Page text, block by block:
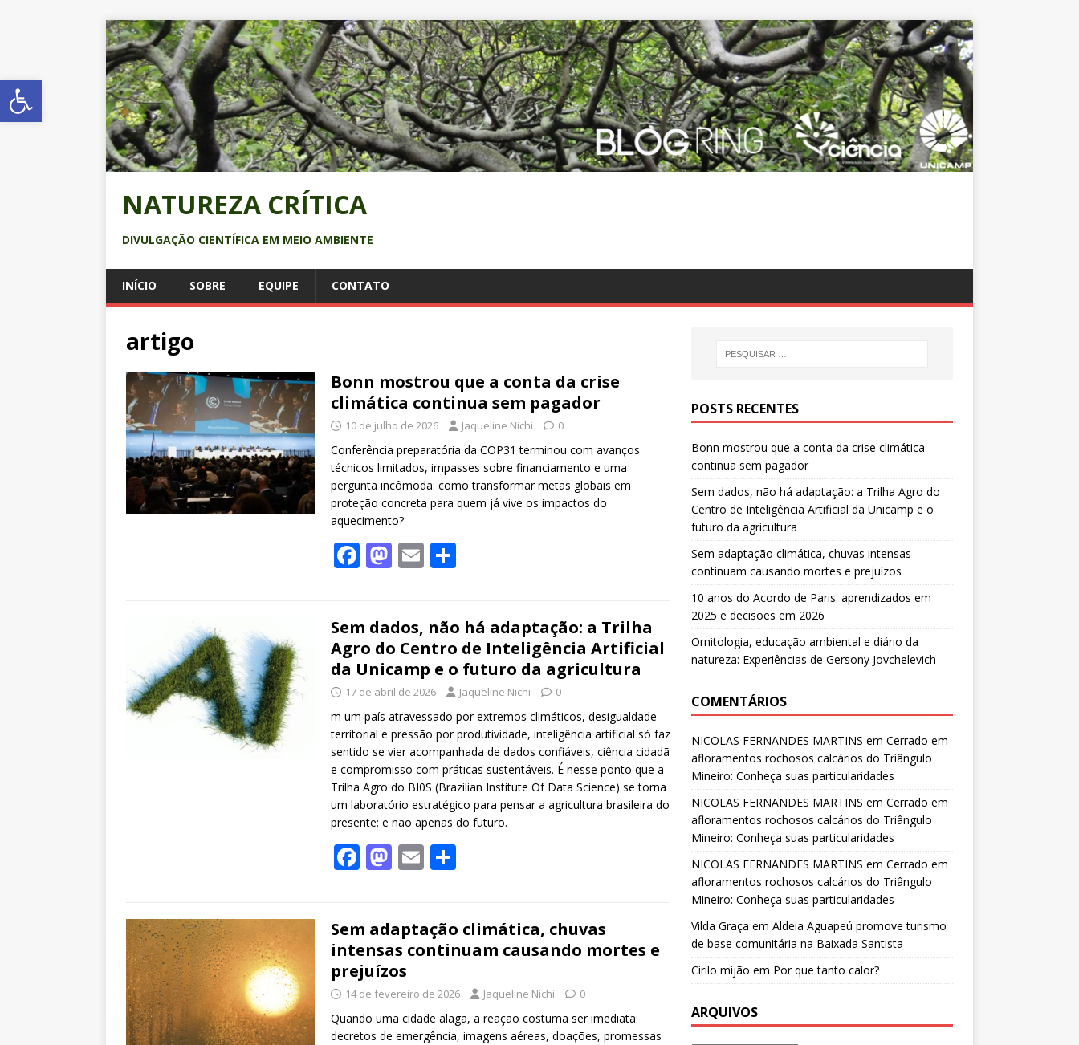
Abrir a barra de ferramentas
NATUREZA CRÍTICA
DIVULGAÇÃO CIENTÍFICA EM MEIO AMBIENTE
INÍCIO SOBRE EQUIPE CONTATO
artigo
Bonn mostrou que a conta da crise
climática continua sem pagador
10 de julho de 2026 Jaqueline Nichi 0
Conferência preparatória da COP31 terminou com avanços
técnicos limitados, impasses sobre financiamento e uma
pergunta incômoda: como transformar metas globais em
proteção concreta para quem já vive os impactos do
aquecimento?
F
b
o
o
k
M
d
o
n
E
l e
Sem dados, não há adaptação: a Trilha
Agro do Centro de Inteligência Artificial
da Unicamp e o futuro da agricultura
17 de abril de 2026 Jaqueline Nichi 0
m um país atravessado por extremos climáticos, desigualdade
territorial e pressão por produtividade, inteligência artificial só faz
sentido se vier acompanhada de dados confiáveis, ciência cidadã
e compromisso com práticas sustentáveis. É nesse ponto que a
Trilha Agro do BI0S (Brazilian Institute Of Data Science) se torna
um laboratório estratégico para pensar a agricultura brasileira do
presente; e não apenas do futuro.
F
b
o
o
k
M
d
o
n
E
l e
Sem adaptação climática, chuvas
intensas continuam causando mortes e
prejuízos
14 de fevereiro de 2026 Jaqueline Nichi 0
Quando uma cidade alaga, a reação costuma ser imediata:
decretos de emergência, imagens aéreas, doações, promessas
POSTS RECENTES
Bonn mostrou que a conta da crise climática
continua sem pagador
Sem dados, não há adaptação: a Trilha Agro do
Centro de Inteligência Artificial da Unicamp e o
futuro da agricultura
Sem adaptação climática, chuvas intensas
continuam causando mortes e prejuízos
10 anos do Acordo de Paris: aprendizados em
2025 e decisões em 2026
Ornitologia, educação ambiental e diário da
natureza: Experiências de Gersony Jovchelevich
COMENTÁRIOS
NICOLAS FERNANDES MARTINS em Cerrado em
afloramentos rochosos calcários do Triângulo
Mineiro: Conheça suas particularidades
NICOLAS FERNANDES MARTINS em Cerrado em
afloramentos rochosos calcários do Triângulo
Mineiro: Conheça suas particularidades
NICOLAS FERNANDES MARTINS em Cerrado em
afloramentos rochosos calcários do Triângulo
Mineiro: Conheça suas particularidades
Vilda Graça em Aldeia Aguapeú promove turismo
de base comunitária na Baixada Santista
Cirilo mijão em Por que tanto calor?
ARQUIVOS